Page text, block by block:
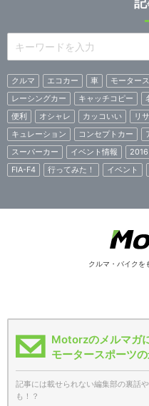
クルマ エコカー 車 モーター
レーシングカー
キャッチコピー
便利
オシャレ カッコいい リ
キュレーション
コンセプトカー
スーパーカー
イベント情報 2016
FIA-F4
行ってみた！ イベント
クルマ・バイクを
Motorzのメルマガ
モータースポーツの
記事には載せられない編集部の裏話
も！？